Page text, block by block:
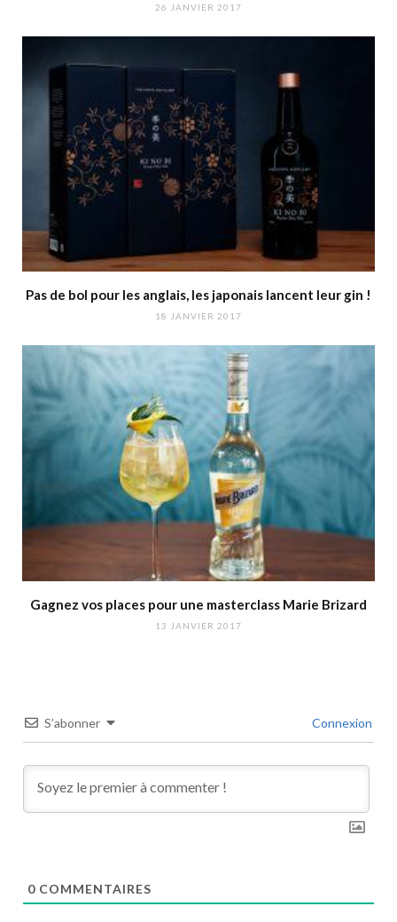
26 JANVIER 2017
Pas de bol pour les anglais, les japonais lancent leur gin !
18 JANVIER 2017
Gagnez vos places pour une masterclass Marie Brizard
13 JANVIER 2017
S’abonner Connexion
0 COMMENTAIRES